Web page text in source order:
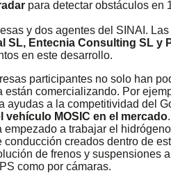
para detectar obstáculos en
y dos agentes del SINAI.
SL, Entecnia Consulting SL y
en este desarrollo.
participantes no solo han
comercializando. Por
ayudas a la competitividad del
MOSIC en el mercado
empezado a trabajar el
creados dentro de
de frenos y suspensiones
como por cámaras.